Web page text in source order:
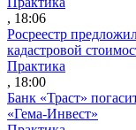
, 18:06
Росреестр
кадастровой
Практика
, 18:00
Банк «Траст»
«Гема-Инвест»